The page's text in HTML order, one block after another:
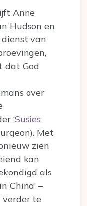
Anne
Hudson en
van
dat God
over
‘Susies
Met
zien
kan
als
China’ –
te